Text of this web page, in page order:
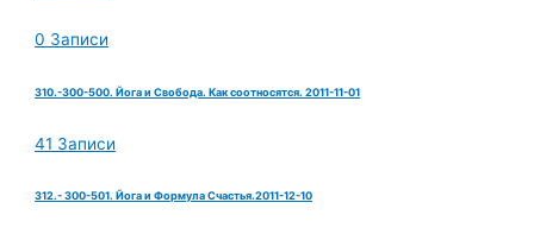
0 Записи
310.-300-500. Йога и Свобода. Как соотносятся. 2011-11-01
41 Записи
312.- 300-501. Йога и Формула Счастья.2011-12-10